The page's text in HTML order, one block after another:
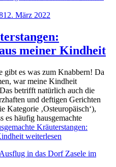
12. März 2022
meiner Kindheit
es was zum Knabbern! Da
war meine Kindheit
betrifft natürlich auch die
und deftigen Gerichten
Kategorie ‚Osteuropäisch‘),
es häufig hausgemachte
Kräuterstangen:
weiterlesen